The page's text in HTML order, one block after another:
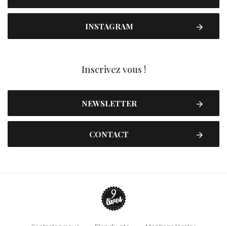
INSTAGRAM
Inscrivez vous !
NEWSLETTER
CONTACT